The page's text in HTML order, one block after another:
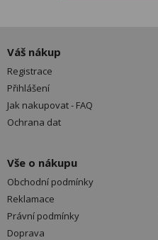
Váš nákup
Registrace
Přihlášení
Jak nakupovat - FAQ
Ochrana dat
Vše o nákupu
Obchodní podmínky
Reklamace
Právní podmínky
Doprava